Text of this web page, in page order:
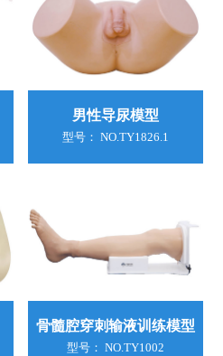
男性导尿模型
型号： NO.TY1826.1
骨髓腔穿刺输液训练模型
型号： NO.TY1002